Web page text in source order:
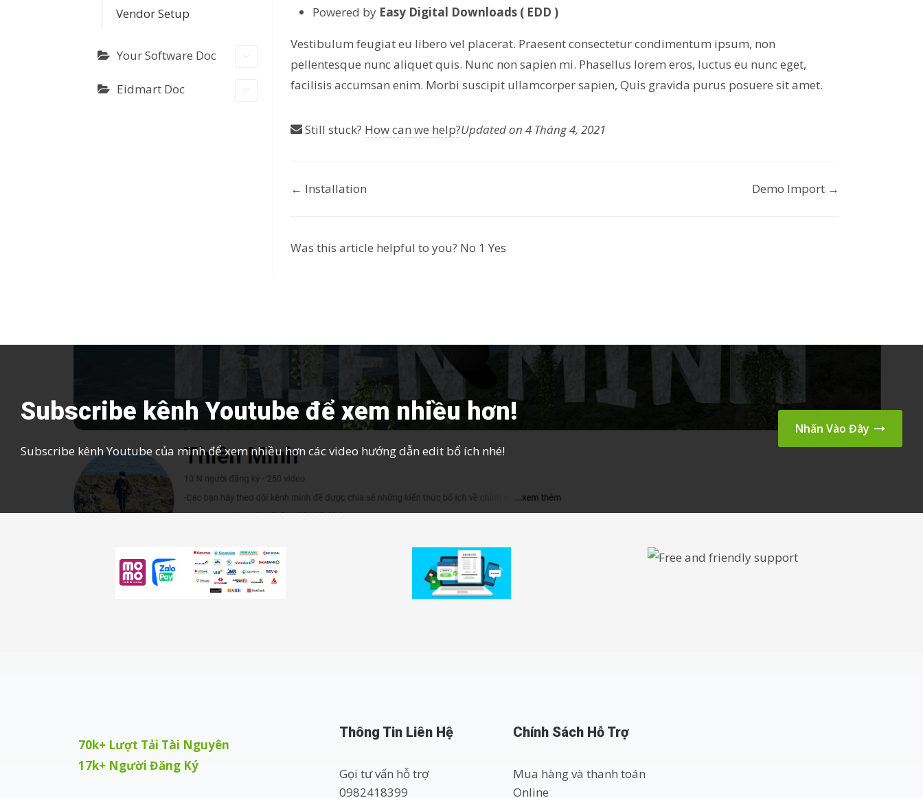
Vendor Setup
Your Software Doc
Eidmart Doc
Powered by Easy Digital Downloads ( EDD )
Vestibulum feugiat eu libero vel placerat. Praesent consectetur condimentum ipsum, non
pellentesque nunc aliquet quis. Nunc non sapien mi. Phasellus lorem eros, luctus eu nunc eget,
facilisis accumsan enim. Morbi suscipit ullamcorper sapien, Quis gravida purus posuere sit amet.
Still stuck? How can we help?Updated on 4 Tháng 4, 2021
D
c
v
i
g
a
t
i
← Installation Demo Import →
Was this article helpful to you? No 1 Yes
Subscribe kênh Youtube để xem nhiều hơn!
Subscribe kênh Youtube của mình để xem nhiều hơn các video hướng dẫn edit bổ ích nhé!
Nhấn Vào Đây
70k+ Lượt Tải Tài Nguyên
17k+ Người Đăng Ký
Thông Tin Liên Hệ
Gọi tư vấn hỗ trợ
0982418399
Chính Sách Hỗ Trợ
Mua hàng và thanh toán
Online